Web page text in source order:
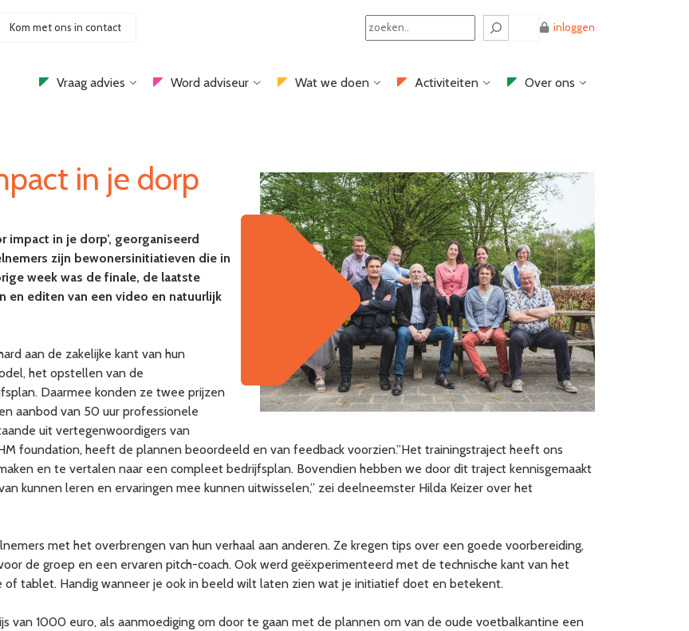
Kom met ons in contact
Search
inloggen
Vraag advies Word adviseur Wat we doen Activiteiten Over ons
in je dorp
in je dorp’, georganiseerd
zijn bewonersinitiatieven die in
week was de finale, de laatste
en editen van een video en natuurlijk
aan de zakelijke kant van hun
het opstellen van de
Daarmee konden ze twee prijzen
aanbod van 50 uur professionele
uit vertegenwoordigers van
foundation, heeft de plannen beoordeeld en van feedback voorzien.”Het trainingstraject heeft ons
en te vertalen naar een compleet bedrijfsplan. Bovendien hebben we door dit traject kennisgemaakt
kunnen leren en ervaringen mee kunnen uitwisselen,” zei deelneemster Hilda Keizer over het
met het overbrengen van hun verhaal aan anderen. Ze kregen tips over een goede voorbereiding,
de groep en een ervaren pitch-coach. Ook werd geëxperimenteerd met de technische kant van het
tablet. Handig wanneer je ook in beeld wilt laten zien wat je initiatief doet en betekent.
van 1000 euro, als aanmoediging om door te gaan met de plannen om van de oude voetbalkantine een